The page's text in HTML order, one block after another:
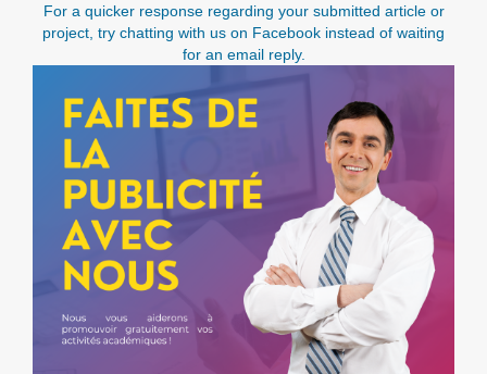
For a quicker response regarding your submitted article or
project, try chatting with us on Facebook instead of waiting
for an email reply.